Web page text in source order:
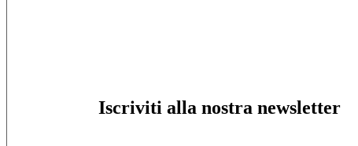
Iscriviti alla nostra newsletter